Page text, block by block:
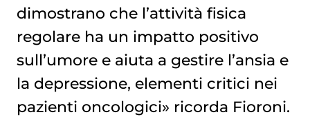
dimostrano che l’attività fisica
regolare ha un impatto positivo
sull’umore e aiuta a gestire l’ansia e
la depressione, elementi critici nei
pazienti oncologici» ricorda Fioroni.